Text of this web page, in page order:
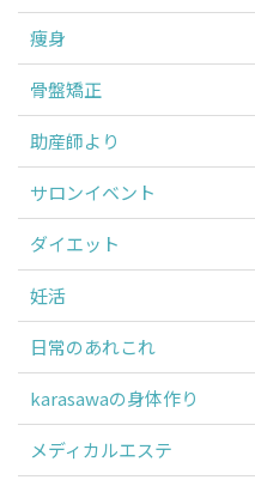
痩身
骨盤矯正
助産師より
サロンイベント
ダイエット
妊活
日常のあれこれ
karasawaの身体作り
メディカルエステ